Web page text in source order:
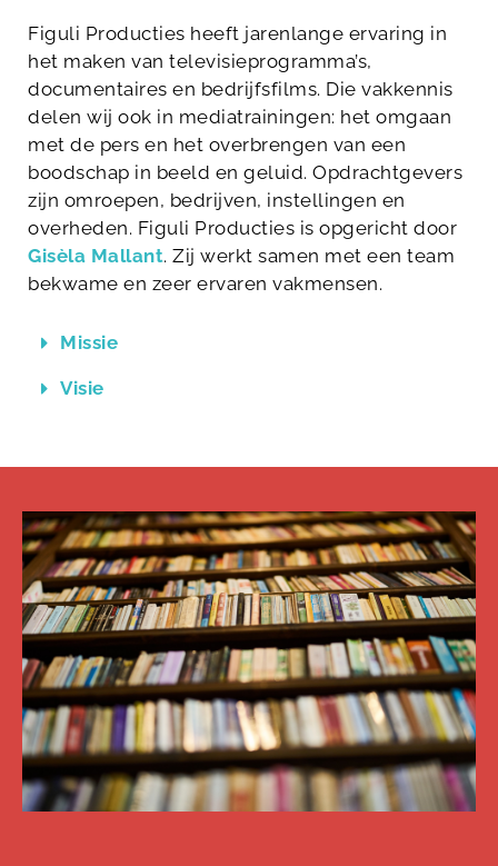
Figuli Producties heeft jarenlange ervaring in
het maken van televisieprogramma’s,
documentaires en bedrijfsfilms. Die vakkennis
delen wij ook in mediatrainingen: het omgaan
met de pers en het overbrengen van een
boodschap in beeld en geluid. Opdrachtgevers
zijn omroepen, bedrijven, instellingen en
overheden. Figuli Producties is opgericht door
Gisèla Mallant. Zij werkt samen met een team
bekwame en zeer ervaren vakmensen.
Missie
Visie